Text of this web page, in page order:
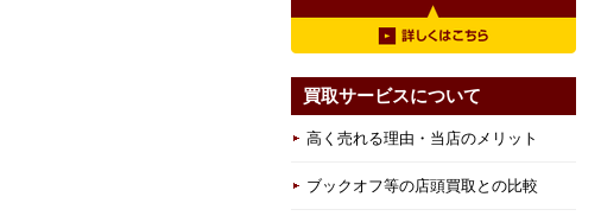
買取サービスについて
高く売れる理由・当店のメリット
ブックオフ等の店頭買取との比較